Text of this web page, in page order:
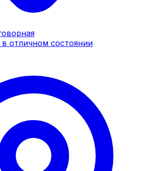
отличном состоянии